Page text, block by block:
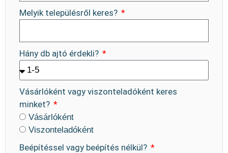
Melyik településről keres?
Hány db ajtó érdekli?
Vásárlóként vagy viszonteladóként keres
minket?
Vásárlóként
Viszonteladóként
Beépítéssel vagy beépítés nélkül?